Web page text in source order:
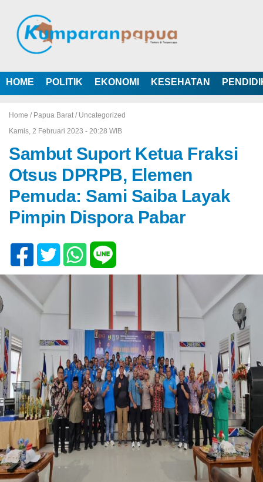
HOME POLITIK EKONOMI KESEHATAN
Home / Papua Barat / Uncategorized
Kamis, 2 Februari 2023 - 20:28 WIB
Sambut Suport Ketua Fraksi
Otsus DPRPB, Elemen
Pemuda: Sami Saiba Layak
Pimpin Dispora Pabar